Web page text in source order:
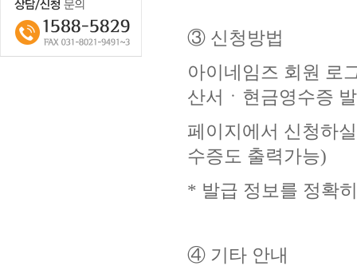
③ 신청방법
아이네임즈 회원 로
산서ㆍ현금영수증
페이지에서 신청하
수증도 출력가능)
* 발급 정보를 정확
④ 기타 안내